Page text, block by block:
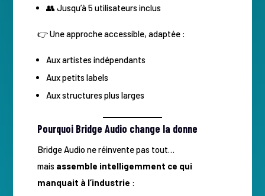
👥 Jusqu’à 5 utilisateurs inclus
👉 Une approche accessible, adaptée :
Aux artistes indépendants
Aux petits labels
Aux structures plus larges
Pourquoi Bridge Audio change la donne
Bridge Audio ne réinvente pas tout…
mais assemble intelligemment ce qui
manquait à l’industrie :